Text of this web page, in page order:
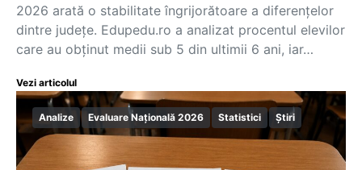
2026 arată o stabilitate îngrijorătoare a diferențelor
dintre județe. Edupedu.ro a analizat procentul elevilor
care au obținut medii sub 5 din ultimii 6 ani, iar…
Vezi articolul
Analize Evaluare Națională 2026 Statistici Știri